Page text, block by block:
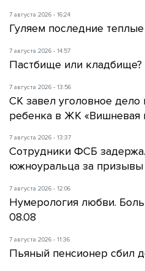
7 августа 2026 - 16:24
Гуляем последние
7 августа 2026 - 14:57
Пастбище или кладбище?
7 августа 2026 - 13:56
СК завел уголовное дело
ребенка в ЖК «Вишневая
7 августа 2026 - 13:37
Сотрудники ФСБ
южноуральца за
7 августа 2026 - 12:06
Нумерология любви.
08.08
7 августа 2026 - 11:36
Пьяный пенсионер сбил